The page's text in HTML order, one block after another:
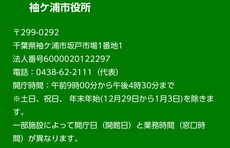
袖ケ浦市役所
〒299-0292
千葉県袖ケ浦市坂戸市場1番地1
法人番号6000020122297
電話：0438-62-2111（代表）
開庁時間：午前9時00分から午後4時30分まで
※土日、祝日、 年末年始(12月29日から1月3日)を除きま
す。
一部施設によって開庁日（開館日）と業務時間（窓口時
間）が異なります。